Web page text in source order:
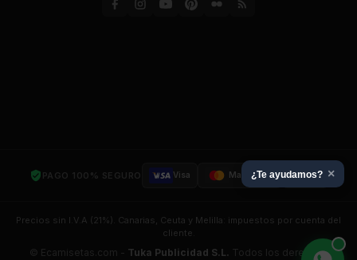
PAGO 100% SEGURO Visa Mastercard SSL
Precios sin I.V.A (21%). Canarias, Ceuta y Melilla: impuestos por cuenta del
cliente.
© Ecamisetas.com - Tuka Publicidad S.L. Todos los derechos
¿Te ayudamos? ×